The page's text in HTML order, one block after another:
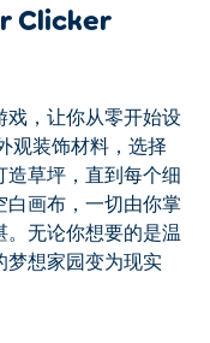
Clicker
戏，让你从零开始设
观装饰材料，选择
草坪，直到每个细
白画布，一切由你掌
。无论你想要的是温
梦想家园变为现实